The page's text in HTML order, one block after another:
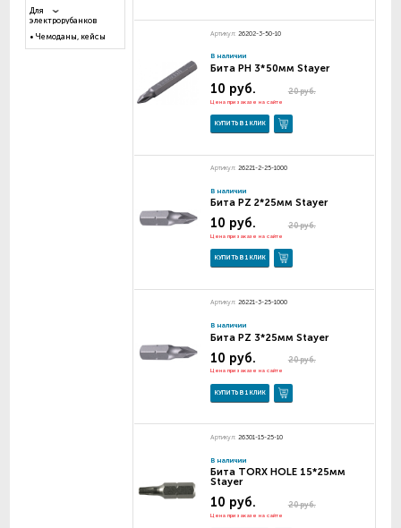
Для
электрорубанков
Чемоданы, кейсы
Артикул: 26202-3-50-10
В наличии
Бита PH 3*50мм Stayer
20 руб.
10 руб.
Цена при заказе на сайте
КУПИТЬ В 1 КЛИК
Артикул: 26221-2-25-1000
В наличии
Бита PZ 2*25мм Stayer
20 руб.
10 руб.
Цена при заказе на сайте
КУПИТЬ В 1 КЛИК
Артикул: 26221-3-25-1000
В наличии
Бита PZ 3*25мм Stayer
20 руб.
10 руб.
Цена при заказе на сайте
КУПИТЬ В 1 КЛИК
Артикул: 26301-15-25-10
В наличии
Бита TORX HOLE 15*25мм
Stayer
20 руб.
10 руб.
Цена при заказе на сайте